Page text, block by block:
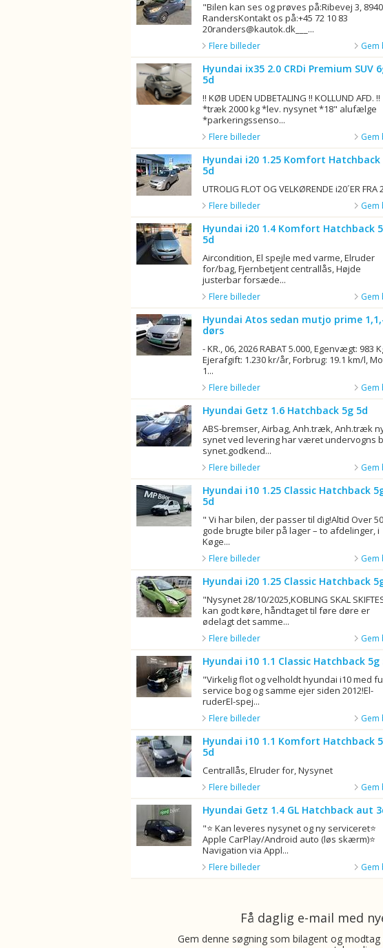
"Bilen kan ses og prøves på:Ribevej 3, 8940
RandersKontakt os på:+45 72 10 83
20randers@kautok.dk___...
Gem
Flere billeder
Hyundai ix35 2.0 CRDi Premium SUV
5d
!! KØB UDEN UDBETALING !! KOLLUND AFD. !!
*træk 2000 kg *lev. nysynet *18" alufælge
*parkeringssenso...
Gem
Flere billeder
Hyundai i20 1.25 Komfort Hatchback
5d
UTROLIG FLOT OG VELKØRENDE i20´ER FRA
Gem
Flere billeder
Hyundai i20 1.4 Komfort Hatchback
5d
Aircondition, El spejle med varme, Elruder
for/bag, Fjernbetjent centrallås, Højde
justerbar forsæde...
Gem
Flere billeder
Hyundai Atos sedan mutjo prime
dørs
- KR., 06, 2026 RABAT 5.000, Egenvægt: 983
Ejerafgift: 1.230 kr/år, Forbrug: 19.1 km/l,
1...
Gem
Flere billeder
Hyundai Getz 1.6 Hatchback 5g 5d
ABS-bremser, Airbag, Anh.træk, Anh.træk
synet ved levering har været undervogns
synet.godkend...
Gem
Flere billeder
Hyundai i10 1.25 Classic Hatchback
5d
" Vi har bilen, der passer til dig!Altid Over
gode brugte biler på lager – to afdelinger, i
Køge...
Gem
Flere billeder
Hyundai i20 1.25 Classic Hatchback
"Nysynet 28/10/2025,KOBLING SKAL
kan godt køre, håndtaget til føre døre er
ødelagt det samme...
Gem
Flere billeder
Hyundai i10 1.1 Classic Hatchback 5g
"Virkelig flot og velholdt hyundai i10 med
service bog og samme ejer siden 2012!El-
ruderEl-spej...
Gem
Flere billeder
Hyundai i10 1.1 Komfort Hatchback
5d
Centrallås, Elruder for, Nysynet
Gem
Flere billeder
Hyundai Getz 1.4 GL Hatchback aut
"⭐ Kan leveres nysynet og ny serviceret⭐
Apple CarPlay/Android auto (løs skærm)⭐
Navigation via Appl...
Gem
Flere billeder
Få daglig e-mail med
Gem denne søgning som bilagent og